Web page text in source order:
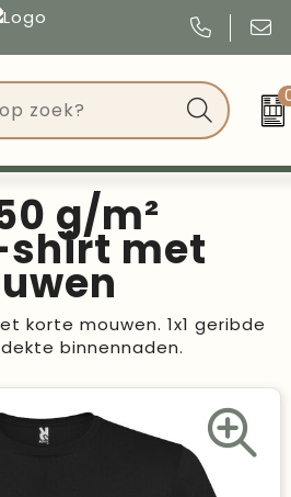
g/m²
shirt met
korte mouwen. 1x1 geribde
binnennaden.